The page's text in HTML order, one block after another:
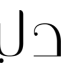
المحتوى